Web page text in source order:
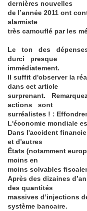
dernières nouvelles
de l’année 2011 ont
alarmiste
très camouflé par les
Le ton des
durci presque
immédiatement.
Il suffit d'observer la
dans cet article
surprenant.
actions sont
surréalistes ! :
L'économie mondiale
Dans l'accident
et d'autres
États (notamment
moins en
moins solvables
Après des dizaines
des quantités
massives d’injections
système bancaire.